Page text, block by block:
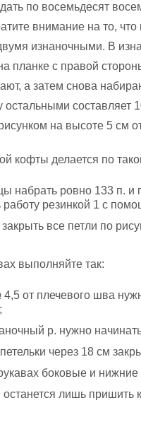
по восемьдесят
внимание на то,
изнаночными. В
планке с правой
а затем снова
составляет
на высоте 5 см
кофты делается по
набрать ровно 133 п.
работу резинкой 1 с
все петли по
выполняйте так:
от плечевого шва
р. нужно
через 18 см
боковые и
лишь пришить